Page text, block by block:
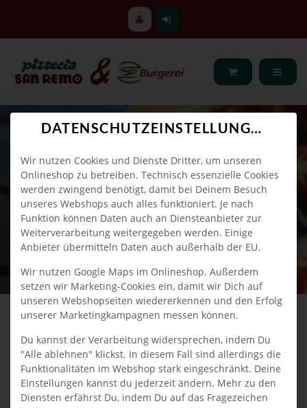
DATENSCHUTZEINSTELLUNGEN
Wir nutzen Cookies und Dienste Dritter, um unseren
Onlineshop zu betreiben. Technisch essenzielle Cookies
werden zwingend benötigt, damit bei Deinem Besuch
unseres Webshops auch alles funktioniert. Je nach
Funktion können Daten auch an Diensteanbieter zur
Weiterverarbeitung weitergegeben werden. Einige
Anbieter übermitteln Daten auch außerhalb der EU.
Wir nutzen Google Maps im Onlineshop. Außerdem
setzen wir Marketing-Cookies ein, damit wir Dich auf
unseren Webshopseiten wiedererkennen und den Erfolg
unserer Marketingkampagnen messen können.
Du kannst der Verarbeitung widersprechen, indem Du
"Alle ablehnen" klickst. In diesem Fall sind allerdings die
Funktionalitäten im Webshop stark eingeschränkt. Deine
Einstellungen kannst du jederzeit ändern. Mehr zu den
Diensten erfährst Du, indem Du auf das Fragezeichen
PIZZA MIT FEIGE UND
ZIEGENKÄSE 34 CM